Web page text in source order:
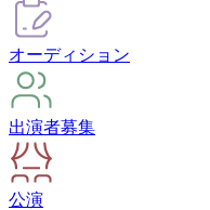
オーディション
出演者募集
公演